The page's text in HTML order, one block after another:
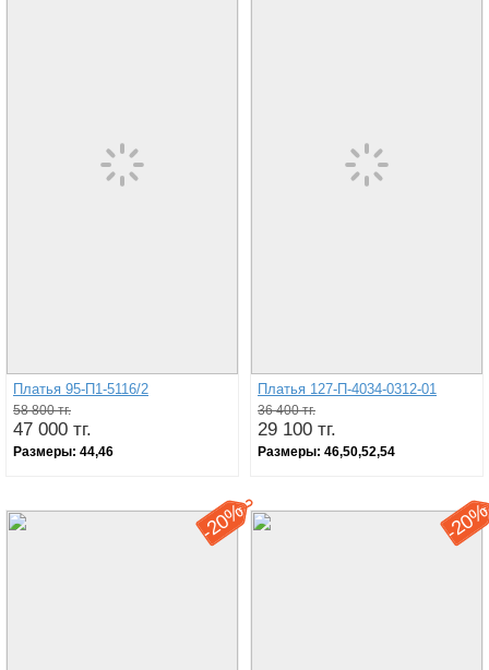
Платья 95-П1-5116/2
58 800 тг.
47 000 тг.
Размеры: 44,46
Платья 127-П-4034-0312-01
36 400 тг.
29 100 тг.
Размеры: 46,50,52,54
-
20% -